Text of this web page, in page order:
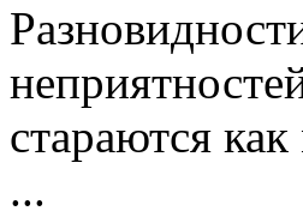
стараются
...